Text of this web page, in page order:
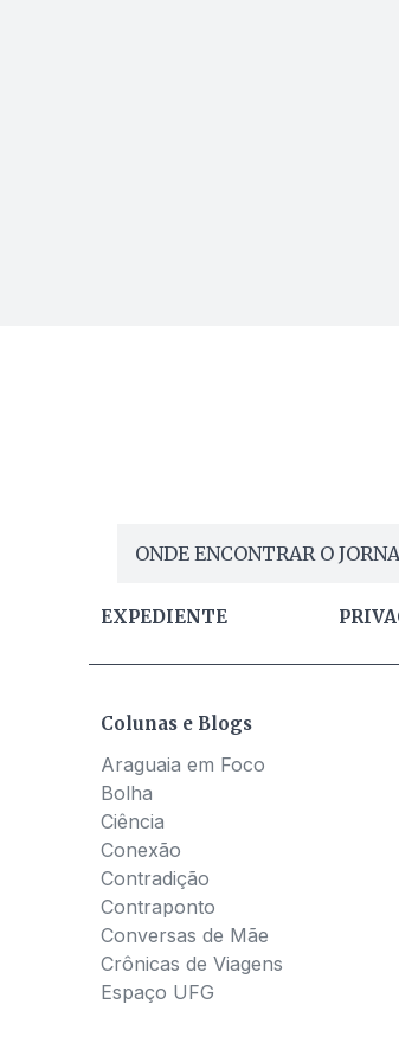
ONDE ENCONTRAR O
EXPEDIENTE
Colunas e Blogs
Araguaia em Foco
Bolha
Ciência
Conexão
Contradição
Contraponto
Conversas de Mãe
Crônicas de Viagens
Espaço UFG